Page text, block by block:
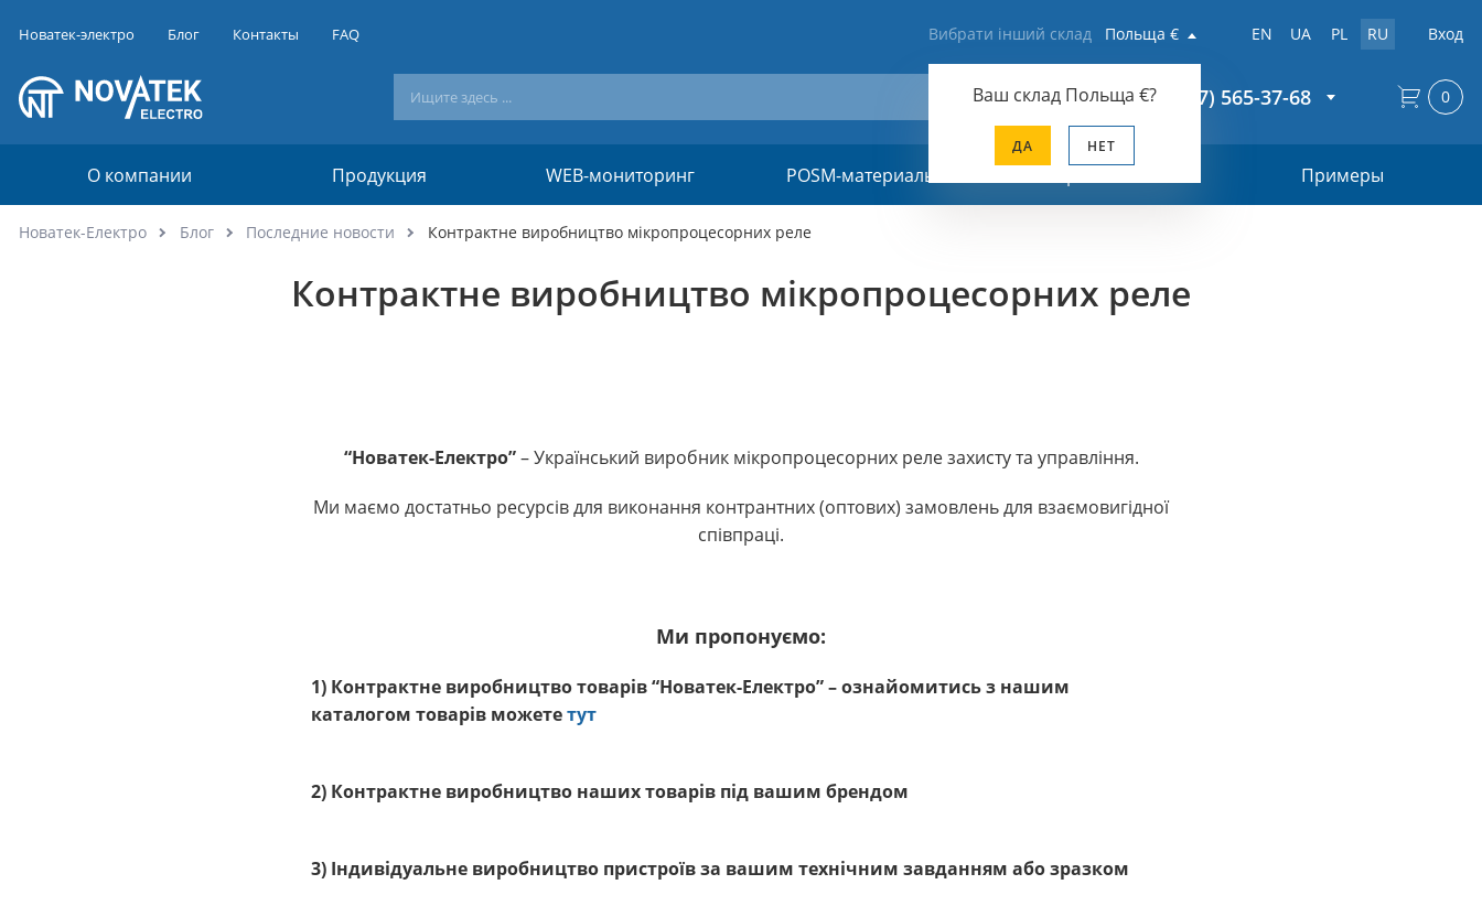
Новатек-электро Блог Контакты FAQ Вибрати інший склад Польща €
Ваш склад Польща €?
ДА НЕТ
EN UA PL RU Вход
+38 (067) 565-37-68
О компании Продукция WEB-мониторинг POSM-материалы Примеры
0
Новатек-Електро Блог Последние новости Контрактне виробництво мікропроцесорних реле
“Новатек-Електро”– Український виробник мікропроцесорних реле захисту та управління.
Ми маємо достатньо ресурсів для виконання контрантних (оптових) замовлень для взаємовигідної
співпраці.
Ми пропонуємо:
1) Контрактне виробництво товарів “Новатек-Електро” – ознайомитись з нашим
каталогом товарів можететут
2) Контрактне виробництво наших товарів під вашим брендом
3) Індивідуальне виробництво пристроїв за вашим технічним завданням або зразком
Контрактне виробництво мікропроцесорних реле